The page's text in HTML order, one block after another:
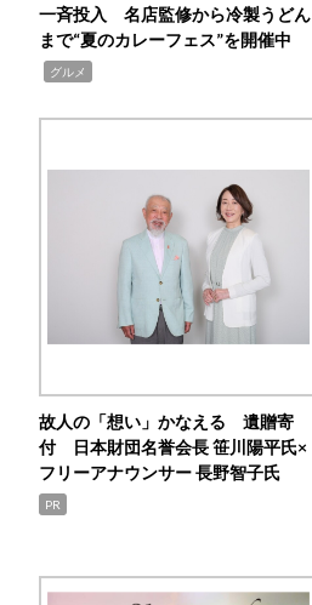
一斉投入 名店監修から冷製うどん
まで“夏のカレーフェス”を開催中
グルメ
故人の「想い」かなえる 遺贈寄
付 日本財団名誉会長 笹川陽平氏×
フリーアナウンサー 長野智子氏
PR